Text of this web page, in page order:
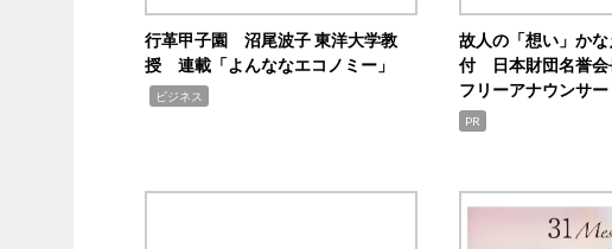
行革甲子園 沼尾波子 東洋大学教
授 連載「よんななエコノミー」
ビジネス
故人の「想い」か
付 日本財団名誉会
フリーアナウンサ
PR